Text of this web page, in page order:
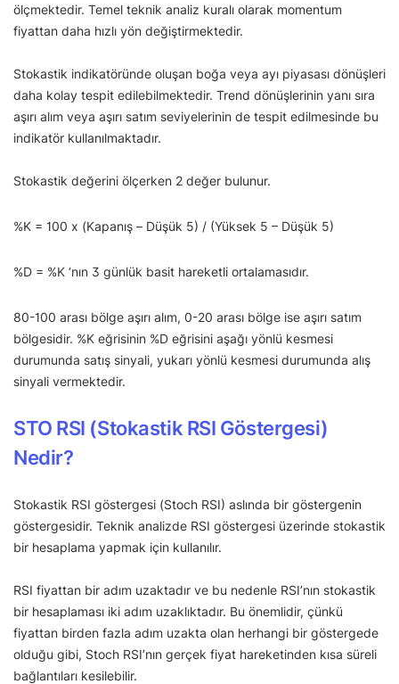
ölçmektedir. Temel teknik analiz kuralı olarak momentum
fiyattan daha hızlı yön değiştirmektedir.
Stokastik indikatöründe oluşan boğa veya ayı piyasası dönüşleri
daha kolay tespit edilebilmektedir. Trend dönüşlerinin yanı sıra
aşırı alım veya aşırı satım seviyelerinin de tespit edilmesinde bu
indikatör kullanılmaktadır.
Stokastik değerini ölçerken 2 değer bulunur.
%K = 100 x (Kapanış – Düşük 5) / (Yüksek 5 – Düşük 5)
%D = %K ‘nın 3 günlük basit hareketli ortalamasıdır.
80-100 arası bölge aşırı alım, 0-20 arası bölge ise aşırı satım
bölgesidir. %K eğrisinin %D eğrisini aşağı yönlü kesmesi
durumunda satış sinyali, yukarı yönlü kesmesi durumunda alış
sinyali vermektedir.
STO RSI (Stokastik RSI Göstergesi)
Nedir?
Stokastik RSI göstergesi (Stoch RSI) aslında bir göstergenin
göstergesidir. Teknik analizde RSI göstergesi üzerinde stokastik
bir hesaplama yapmak için kullanılır.
RSI fiyattan bir adım uzaktadır ve bu nedenle RSI’nın stokastik
bir hesaplaması iki adım uzaklıktadır. Bu önemlidir, çünkü
fiyattan birden fazla adım uzakta olan herhangi bir göstergede
olduğu gibi, Stoch RSI’nın gerçek fiyat hareketinden kısa süreli
bağlantıları kesilebilir.